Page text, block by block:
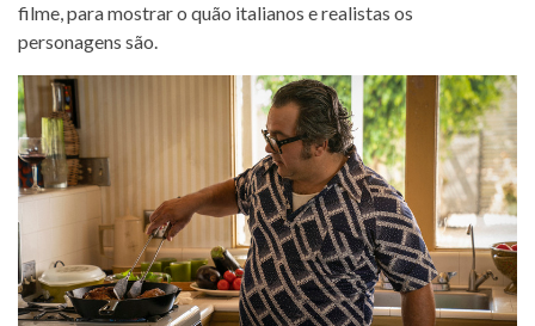
filme, para mostrar o quão italianos e realistas os
personagens são.